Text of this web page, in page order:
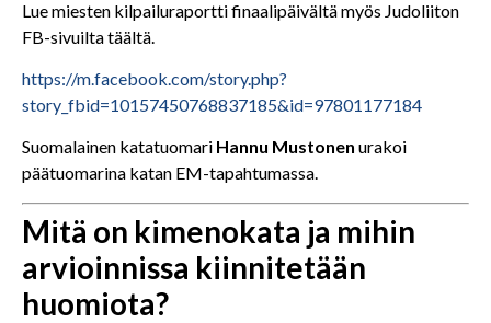
Lue miesten kilpailuraportti finaalipäivältä myös Judoliiton
FB-sivuilta täältä.
https://m.facebook.com/story.php?
story_fbid=10157450768837185&id=97801177184
Suomalainen katatuomari Hannu Mustonen urakoi
päätuomarina katan EM-tapahtumassa.
Mitä on kimenokata ja mihin
arvioinnissa kiinnitetään
huomiota?